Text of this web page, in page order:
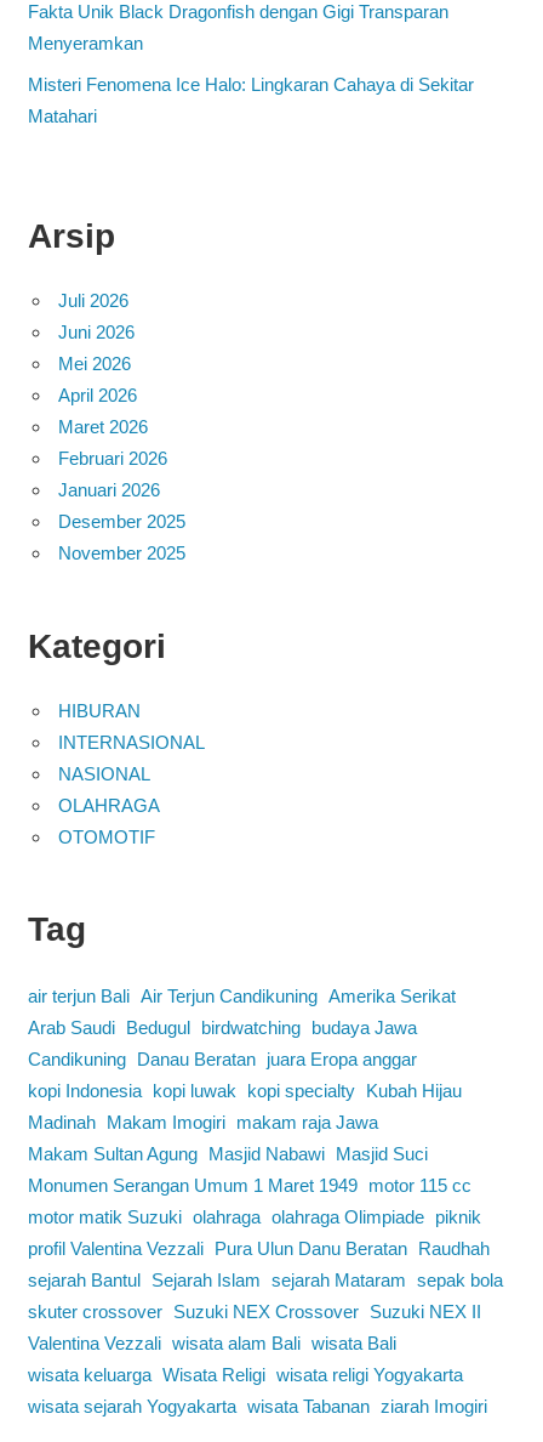
Fakta Unik Black Dragonfish dengan Gigi Transparan
Menyeramkan
Misteri Fenomena Ice Halo: Lingkaran Cahaya di Sekitar
Matahari
Arsip
Juli 2026
Juni 2026
Mei 2026
April 2026
Maret 2026
Februari 2026
Januari 2026
Desember 2025
November 2025
Kategori
HIBURAN
INTERNASIONAL
NASIONAL
OLAHRAGA
OTOMOTIF
Tag
air terjun Bali Air Terjun Candikuning Amerika Serikat
Arab Saudi
Bedugul birdwatching
budaya Jawa
Candikuning
Danau Beratan
juara Eropa anggar
kopi Indonesia
kopi luwak kopi specialty
Kubah Hijau
Madinah
Makam Imogiri
makam raja Jawa
Makam Sultan Agung
Masjid Nabawi
Masjid Suci
Monumen Serangan Umum 1 Maret 1949
motor 115 cc
motor matik Suzuki olahraga olahraga Olimpiade
piknik
profil Valentina Vezzali
Pura Ulun Danu Beratan
Raudhah
sejarah Bantul
Sejarah Islam sejarah Mataram sepak bola
skuter crossover
Suzuki NEX Crossover
Suzuki NEX II
Valentina Vezzali wisata alam Bali wisata Bali
wisata keluarga Wisata Religi wisata religi Yogyakarta
wisata sejarah Yogyakarta wisata Tabanan ziarah Imogiri